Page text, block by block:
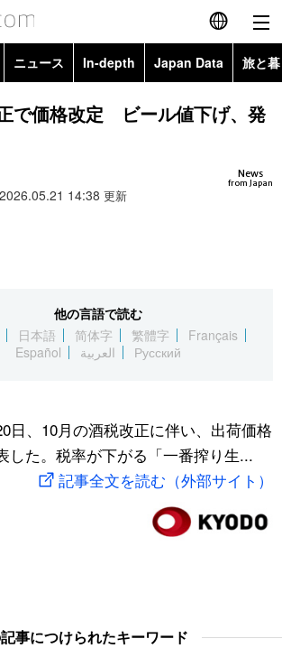
English
简体字
Русский
ニュース In-depth Japan Data 旅と
Topics
で価格改定 ビール値下げ、発
News
from Japan
14:38 更新
他の言語で読む
日本語 简体字 繁體字
Français
Español
العربية Русский
日、10月の酒税改正に伴い、出荷価格
した。税率が下がる「一番搾り生...
記事全文を読む（外部サイト）
事につけられたキーワード